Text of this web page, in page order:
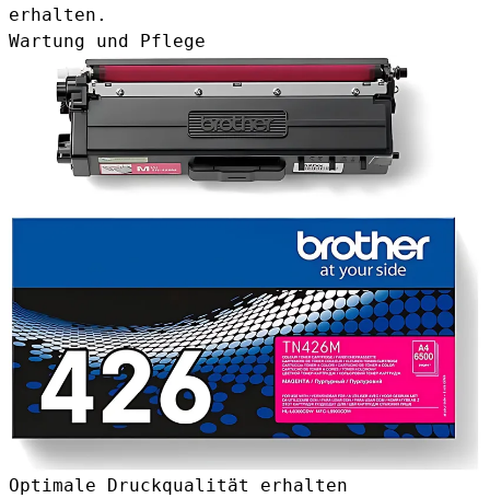
erhalten.
Wartung und Pflege
Optimale Druckqualität erhalten